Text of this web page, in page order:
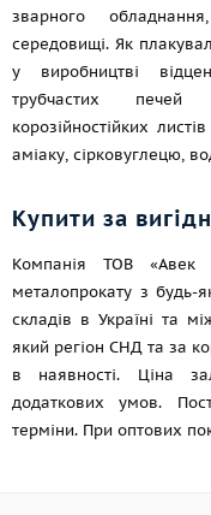
зварного
середовищі. Як
у виробництві
трубчастих печей
корозійностійких
аміаку, сірковуглецю,
Купити за
Компанія ТОВ «Авек
металопрокату з будь-
складів в Україні та
який регіон СНД та за
в наявності. Ціна
додаткових умов.
терміни. При оптових